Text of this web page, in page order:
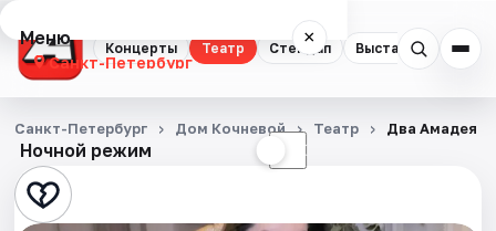
Концерты Театр Стендап Выставки
Меню ×
Санкт-Петербург
Концерты
Театр
Стендап
Ночной режим ☾
Санкт-Петербург Дом Кочневой Театр Два Амадея